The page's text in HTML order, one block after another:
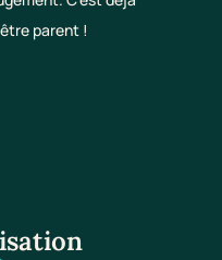
parent !